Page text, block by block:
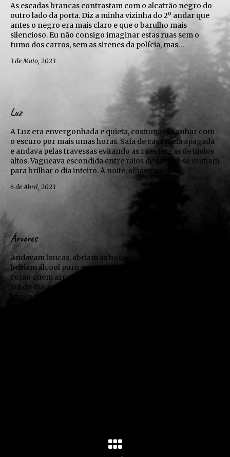
As escadas brancas contrastam com o alcatrão negro do
outro lado da porta. Diz a minha vizinha do 2º andar que
antes o negro era mais claro e que o barulho mais
silencioso. Eu não consigo imaginar estas ruas sem o
fumo dos carros, sem as sirenes da polícia, mas…
3 de Maio, 2023
Luz
A Luz era envergonhada e quieta, costumava sonhar com
o escuro por mais umas horas. Saía de casa meia apagada
e andava pelas travessas evitando as ruas largas de tijolos
altos. Vagueava escondida entre raios de sol que se vestiam
para brilhar o dia inteiro. À noite, olhava para a…
6 de Abril, 2023
Árvores
Andavam loucas, abriam as bocas e levantavam os braços,
bebiam álcool puro seiva, arrastavam os pés no chão,
como quem arranca raízes, juntavam-se umas às outras à
luz do dia, eram dadas como interditas a jardins com
bancos de madeira porque os abraçavam com vigor e